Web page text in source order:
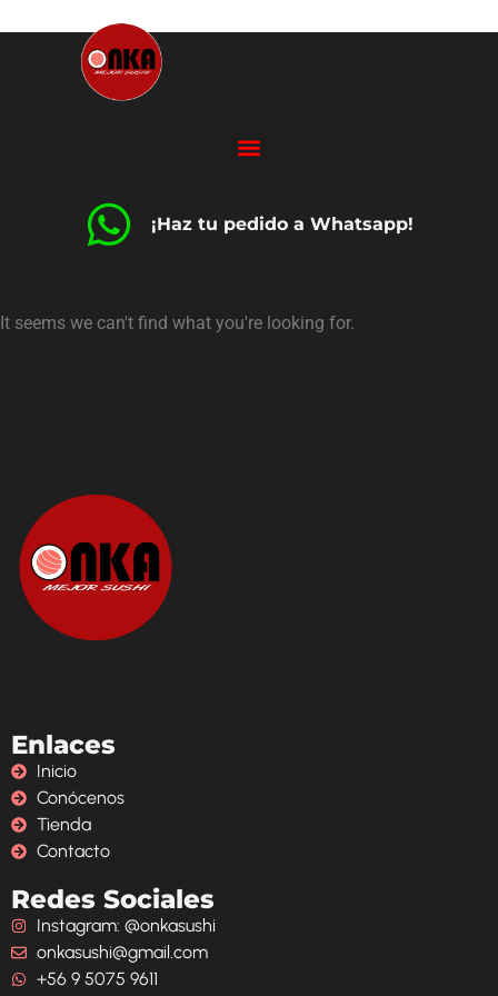
¡Haz tu pedido a Whatsapp!
It seems we can't find what you're looking for.
Enlaces
Inicio
Conócenos
Tienda
Contacto
Redes Sociales
Instagram: @onkasushi
onkasushi@gmail.com
+56 9 5075 9611